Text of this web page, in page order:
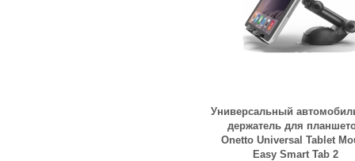
Универсальный
держатель для
Onetto Universal Tablet
Easy Smart Tab 2